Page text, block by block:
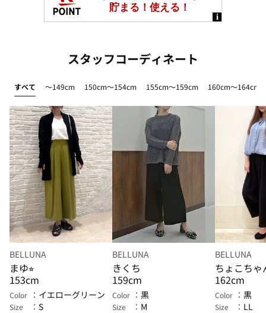
スタッフコーディネート
すべて ～149cm 150cm～154cm 155cm～159cm 160cm～164cm
BELLUNA
まゆ⭐︎
153cm
Color イエローグリーン
Size S
BELLUNA
きくち
159cm
Color 黒
Size M
BELLUNA
ちょこちゃ
162cm
Color 黒
Size LL